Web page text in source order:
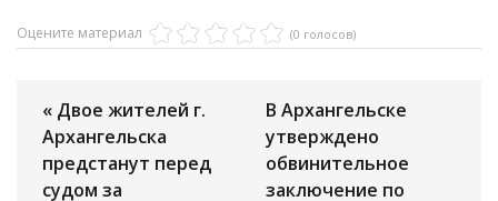
Оцените материал (0 голосов)
« Двое жителей г.
Архангельска
предстанут перед
судом за
В Архангельске
утверждено
обвинительное
заключение по